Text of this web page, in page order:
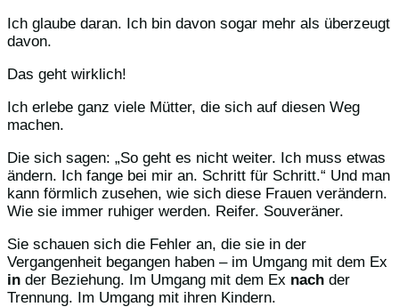
Ich glaube daran. Ich bin davon sogar mehr als überzeugt
davon.
Das geht wirklich!
Ich erlebe ganz viele Mütter, die sich auf diesen Weg
machen.
Die sich sagen: „So geht es nicht weiter. Ich muss etwas
ändern. Ich fange bei mir an. Schritt für Schritt.“ Und man
kann förmlich zusehen, wie sich diese Frauen verändern.
Wie sie immer ruhiger werden. Reifer. Souveräner.
Sie schauen sich die Fehler an, die sie in der
Vergangenheit begangen haben – im Umgang mit dem Ex
in der Beziehung. Im Umgang mit dem Ex nach der
Trennung. Im Umgang mit ihren Kindern.